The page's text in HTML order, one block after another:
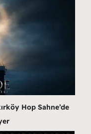
Hop Sahne’de